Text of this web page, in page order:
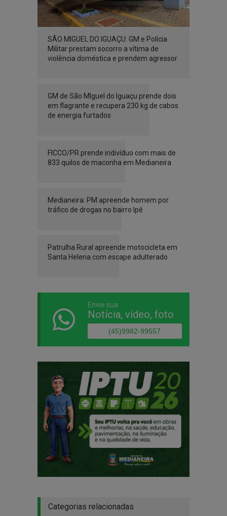
SÃO MIGUEL DO IGUAÇU: GM e Polícia
Militar prestam socorro a vítima de
violência doméstica e prendem agressor
GM de São MIguel do Iguaçu prende dois
em flagrante e recupera 230 kg de cabos
de energia furtados
FICCO/PR prende indivíduo com mais de
833 quilos de maconha em Medianeira
Medianeira: PM apreende homem por
tráfico de drogas no bairro Ipê
Patrulha Rural apreende motocicleta em
Santa Helena com escape adulterado
Envie sua
Notícia, vídeo, foto
(45)9982-99557
Categorias relacionadas